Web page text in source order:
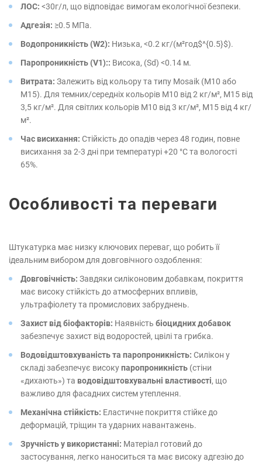
ЛОС: <30г/л, що відповідає вимогам екологічної безпеки.
Адгезія: ≥0.5 МПа.
Водопроникність (W2): Низька, <0.2 кг/(м²год$^{0.5}$).
Паропроникність (V1):: Висока, (Sd) <0.14 м.
Витрата: Залежить від кольору та типу Mosaik (M10 або
M15). Для темних/середніх кольорів M10 від 2 кг/м², M15 від
3,5 кг/м². Для світлих кольорів M10 від 3 кг/м², M15 від 4 кг/
м².
Час висихання: Стійкість до опадів через 48 годин, повне
висихання за 2-3 дні при температурі +20 °C та вологості
65%.
Особливості та переваги
Штукатурка має низку ключових переваг, що робить її
ідеальним вибором для довговічного оздоблення:
Довговічність: Завдяки силіконовим добавкам, покриття
має високу стійкість до атмосферних впливів,
ультрафіолету та промислових забруднень.
Захист від біофакторів: Наявність біоцидних добавок
забезпечує захист від водоростей, цвілі та грибка.
Водовідштовхуваність та паропроникність: Силікон у
складі забезпечує високупаропроникність (стіни
«дихають») та водовідштовхувальні властивості, що
важливо для фасадних систем утеплення.
Механічна стійкість: Еластичне покриття стійке до
деформацій, тріщин та ударних навантажень.
Зручність у використанні: Матеріал готовий до
застосування, легко наноситься та має високу адгезію до